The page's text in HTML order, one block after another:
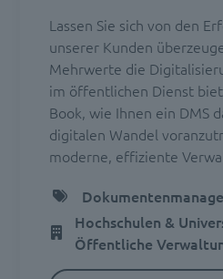
Lassen Sie sich von den
unserer Kunden
Mehrwerte die
im öffentlichen Dienst
Book, wie Ihnen ein DMS
digitalen Wandel
moderne, effiziente
Hochschulen &
Öffentliche